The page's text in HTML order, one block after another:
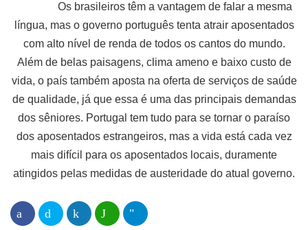
Os brasileiros têm a vantagem de falar a mesma
língua, mas o governo português tenta atrair aposentados
com alto nível de renda de todos os cantos do mundo.
Além de belas paisagens, clima ameno e baixo custo de
vida, o país também aposta na oferta de serviços de saúde
de qualidade, já que essa é uma das principais demandas
dos sêniores. Portugal tem tudo para se tornar o paraíso
dos aposentados estrangeiros, mas a vida está cada vez
mais difícil para os aposentados locais, duramente
atingidos pelas medidas de austeridade do atual governo.